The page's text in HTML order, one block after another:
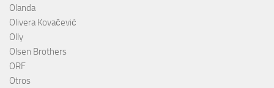
Olanda
Olivera Kovačević
Olly
Olsen Brothers
ORF
Otros